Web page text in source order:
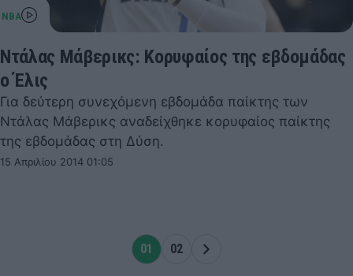
Ντάλας Μάβερικς: Κορυφαίος της εβδομάδας
ο Έλις
Για δεύτερη συνεχόμενη εβδομάδα παίκτης των
Ντάλας Μάβερικς αναδείχθηκε κορυφαίος παίκτης
της εβδομάδας στη Δύση.
15 Απριλίου 2014 01:05
01 02